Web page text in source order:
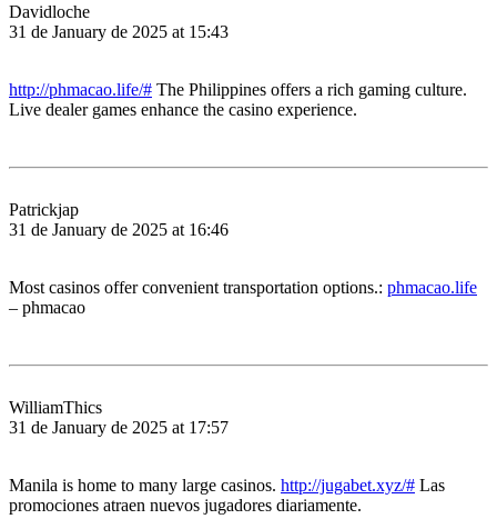
Davidloche
31 de January de 2025 at 15:43
http://phmacao.life/# The Philippines offers a rich gaming culture.
Live dealer games enhance the casino experience.
Patrickjap
31 de January de 2025 at 16:46
Most casinos offer convenient transportation options.: phmacao.life
– phmacao
WilliamThics
31 de January de 2025 at 17:57
Manila is home to many large casinos. http://jugabet.xyz/# Las
promociones atraen nuevos jugadores diariamente.